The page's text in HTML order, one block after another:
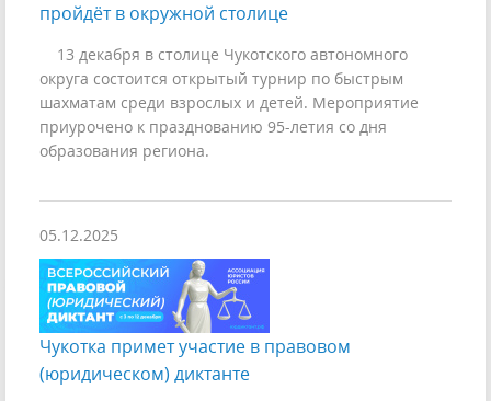
пройдёт в окружной столице
13 декабря в столице Чукотского автономного
округа состоится открытый турнир по быстрым
шахматам среди взрослых и детей. Мероприятие
приурочено к празднованию 95-летия со дня
образования региона.
05.12.2025
Чукотка примет участие в правовом
(юридическом) диктанте